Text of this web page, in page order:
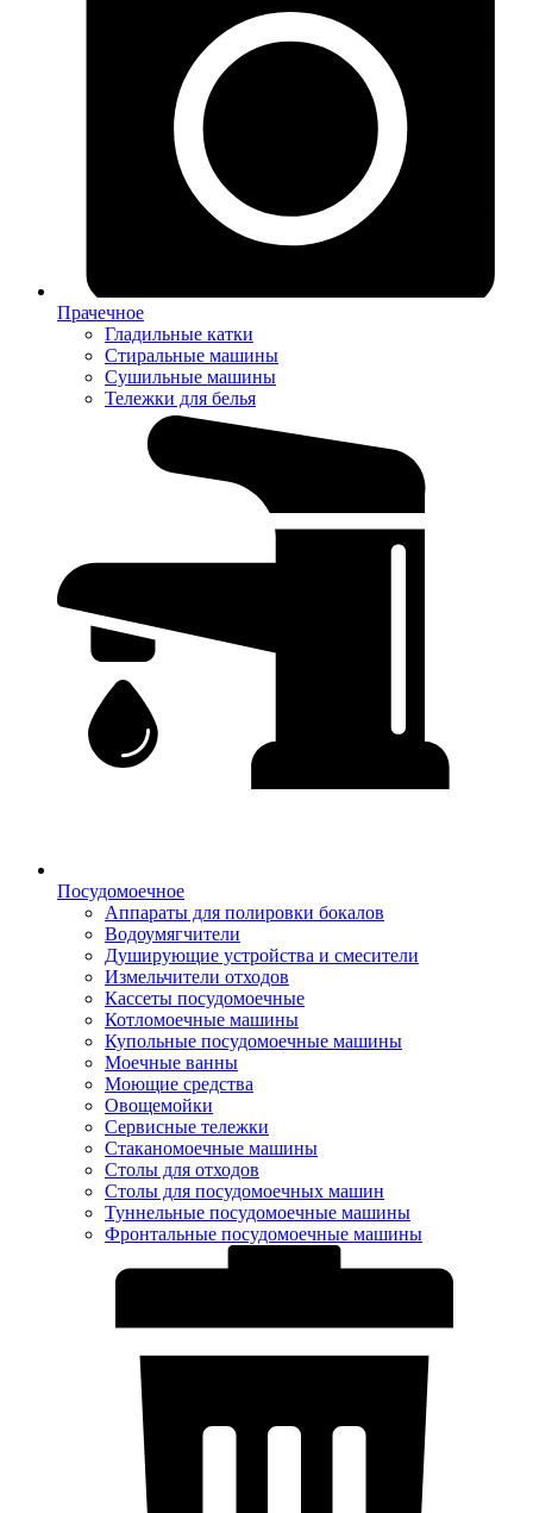
Прачечное
Гладильные катки
Стиральные машины
Сушильные машины
Тележки для белья
Посудомоечное
Аппараты для полировки бокалов
Водоумягчители
Душирующие устройства и смесители
Измельчители отходов
Кассеты посудомоечные
Котломоечные машины
Купольные посудомоечные машины
Моечные ванны
Моющие средства
Овощемойки
Сервисные тележки
Стаканомоечные машины
Столы для отходов
Столы для посудомоечных машин
Туннельные посудомоечные машины
Фронтальные посудомоечные машины